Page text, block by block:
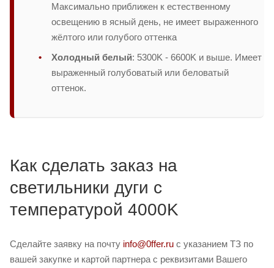
Максимально приближен к естественному
освещению в ясный день, не имеет выраженного
жёлтого или голубого оттенка
Холодный белый: 5300K - 6600K и выше. Имеет
выраженный голубоватый или беловатый
оттенок.
Как сделать заказ на
светильники дуги с
температурой 4000K
Сделайте заявку на почту info@0ffer.ru с указанием ТЗ по
вашей закупке и картой партнера с реквизитами Вашего